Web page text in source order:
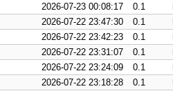
2026-07-23 00:08:17 0.1
2026-07-22 23:47:30 0.1
2026-07-22 23:42:23 0.1
2026-07-22 23:31:07 0.1
2026-07-22 23:24:09 0.1
2026-07-22 23:18:28 0.1